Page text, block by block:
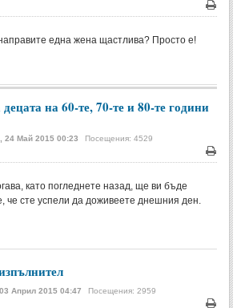
(1)
(1)
(1)
(3)
Печат
една жена щастлива? Просто е!
на 60-те, 70-те и 80-те години
24 Май 2015 00:23 Посещения: 4529
Печат
като погледнете назад, ще ви бъде
че сте успели да доживеете днешния ден.
Април 2015 04:47 Посещения: 2959